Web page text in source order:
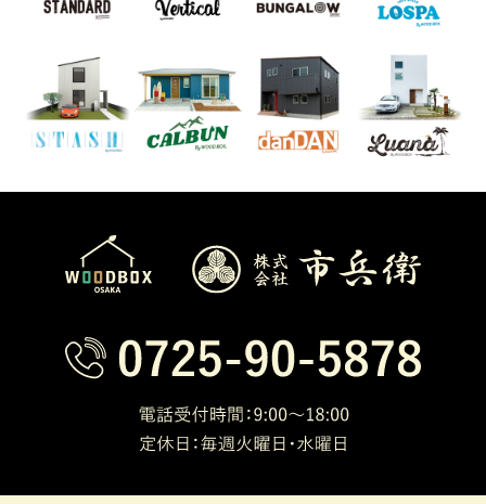
ることを踏まえ、各業務実態に応じて個
人情報を保護するための情報管理体制を
確立し、個人情報の収集、利用及び提供
に関して所定の規程に則り適切な取り扱
いをいたします。
2.法令の遵守について
法令を遵守いたします。
3.安全対策について